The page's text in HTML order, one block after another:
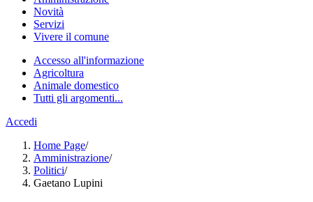
Novità
Servizi
Vivere il comune
Accesso all'informazione
Agricoltura
Animale domestico
Tutti gli argomenti...
Accedi
Home Page/
Amministrazione/
Politici/
Gaetano Lupini